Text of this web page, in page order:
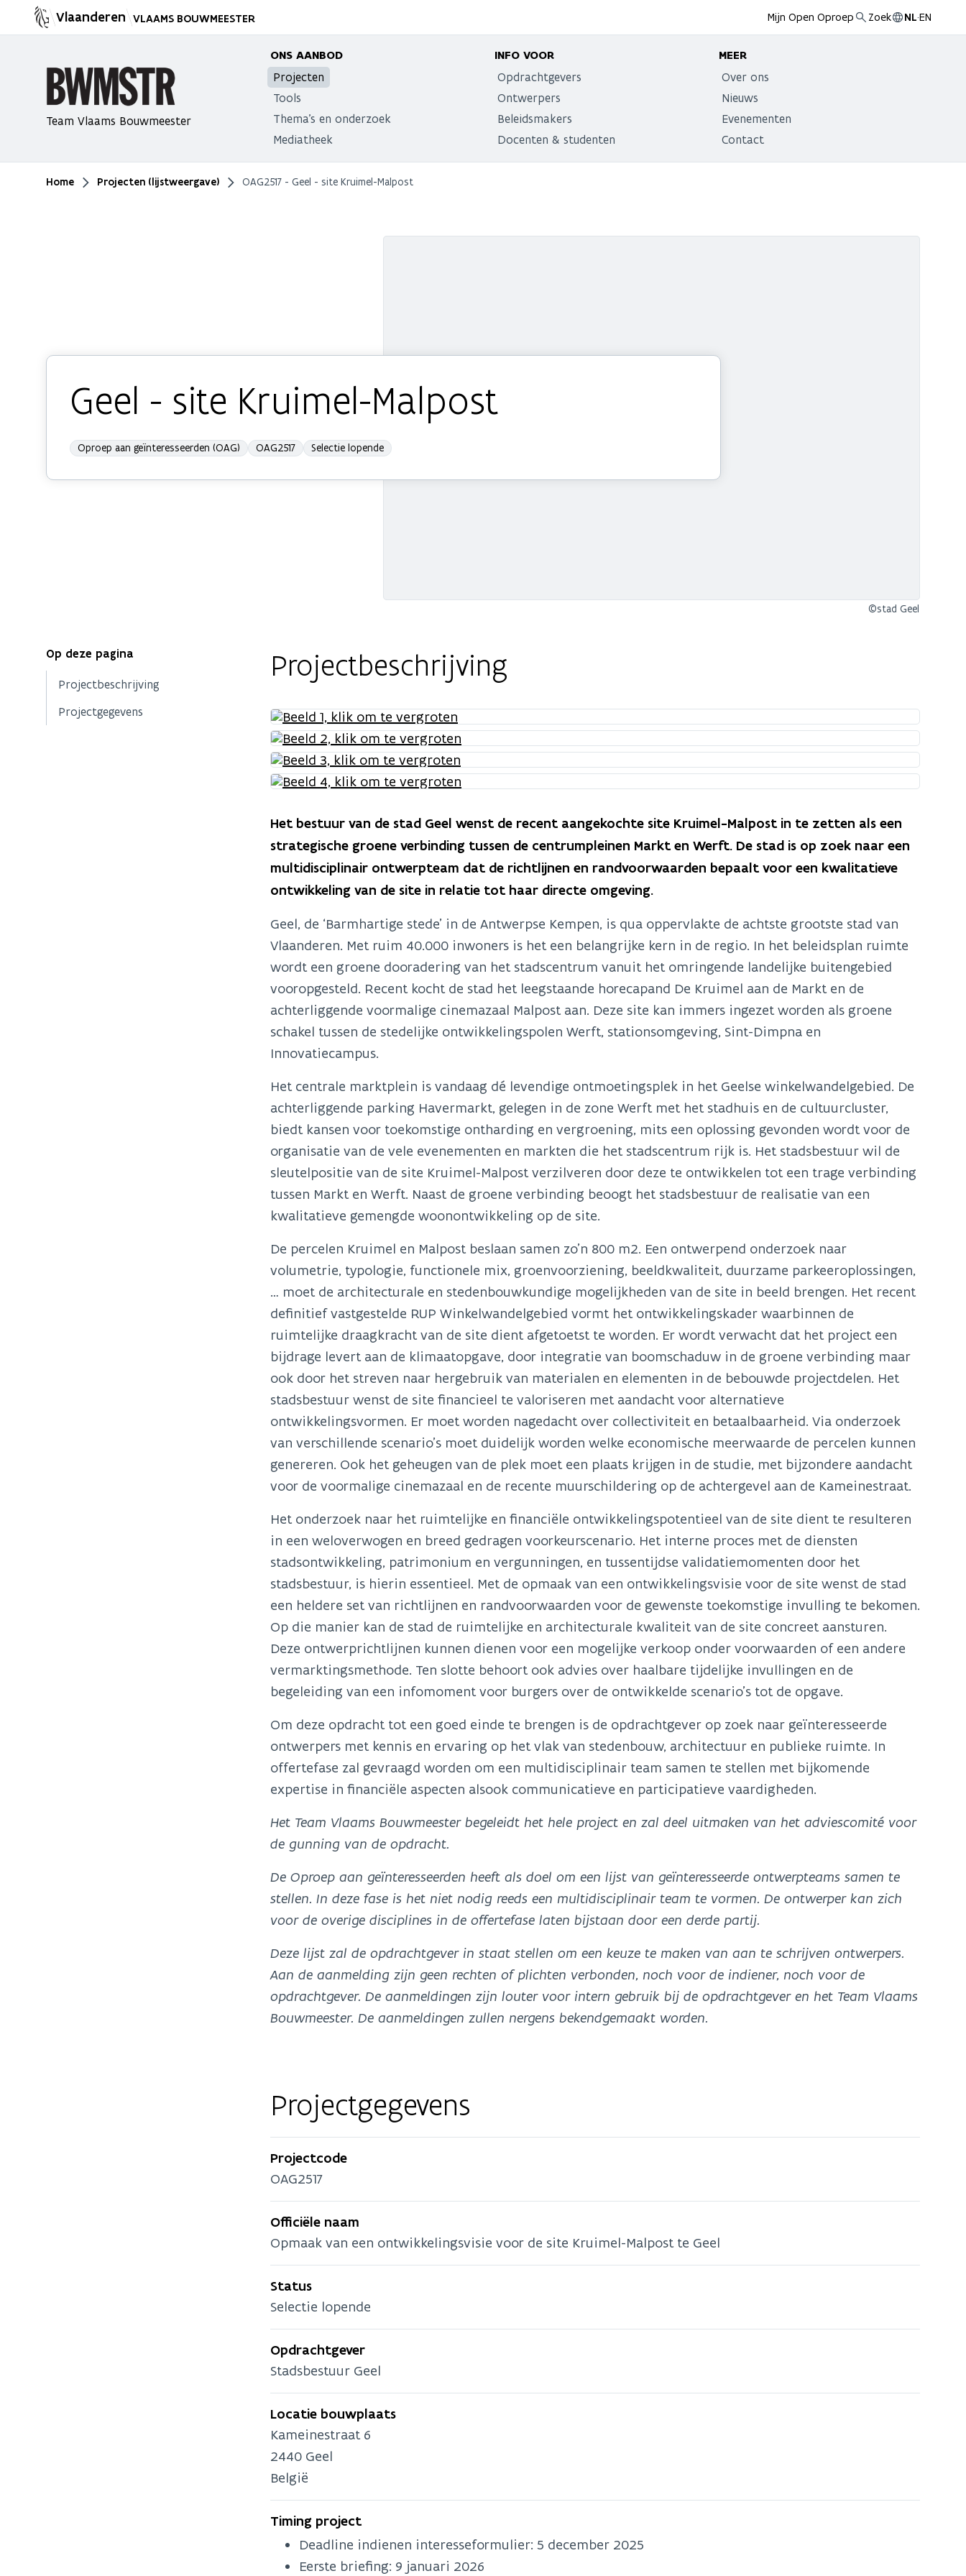
Vlaanderen VLAAMS BOUWMEESTER Mijn Open Oproep Zoek NL·EN
Team Vlaams Bouwmeester
ONS AANBOD
Projecten
Tools
Thema's en onderzoek
Mediatheek
INFO VOOR
Opdrachtgevers
Ontwerpers
Beleidsmakers
Docenten & studenten
MEER
Over ons
Nieuws
Evenementen
Contact
Je bent hier
Home Projecten (lijstweergave) OAG2517 - Geel - site Kruimel-Malpost
Geel - site Kruimel-Malpost
Oproep aan geïnteresseerden (OAG) OAG2517 Selectie lopende
©stad Geel
Op deze pagina
Projectbeschrijving
Projectgegevens
Projectbeschrijving
Het bestuur van de stad Geel wenst de recent aangekochte site Kruimel-Malpost in te zetten als een
strategische groene verbinding tussen de centrumpleinen Markt en Werft. De stad is op zoek naar een
multidisciplinair ontwerpteam dat de richtlijnen en randvoorwaarden bepaalt voor een kwalitatieve
ontwikkeling van de site in relatie tot haar directe omgeving.
Geel, de ‘Barmhartige stede’ in de Antwerpse Kempen, is qua oppervlakte de achtste grootste stad van
Vlaanderen. Met ruim 40.000 inwoners is het een belangrijke kern in de regio. In het beleidsplan ruimte
wordt een groene dooradering van het stadscentrum vanuit het omringende landelijke buitengebied
vooropgesteld. Recent kocht de stad het leegstaande horecapand De Kruimel aan de Markt en de
achterliggende voormalige cinemazaal Malpost aan. Deze site kan immers ingezet worden als groene
schakel tussen de stedelijke ontwikkelingspolen Werft, stationsomgeving, Sint-Dimpna en
Innovatiecampus.
Het centrale marktplein is vandaag dé levendige ontmoetingsplek in het Geelse winkelwandelgebied. De
achterliggende parking Havermarkt, gelegen in de zone Werft met het stadhuis en de cultuurcluster,
biedt kansen voor toekomstige ontharding en vergroening, mits een oplossing gevonden wordt voor de
organisatie van de vele evenementen en markten die het stadscentrum rijk is. Het stadsbestuur wil de
sleutelpositie van de site Kruimel-Malpost verzilveren door deze te ontwikkelen tot een trage verbinding
tussen Markt en Werft. Naast de groene verbinding beoogt het stadsbestuur de realisatie van een
kwalitatieve gemengde woonontwikkeling op de site.
De percelen Kruimel en Malpost beslaan samen zo’n 800 m2. Een ontwerpend onderzoek naar
volumetrie, typologie, functionele mix, groenvoorziening, beeldkwaliteit, duurzame parkeeroplossingen,
… moet de architecturale en stedenbouwkundige mogelijkheden van de site in beeld brengen. Het recent
definitief vastgestelde RUP Winkelwandelgebied vormt het ontwikkelingskader waarbinnen de
ruimtelijke draagkracht van de site dient afgetoetst te worden. Er wordt verwacht dat het project een
bijdrage levert aan de klimaatopgave, door integratie van boomschaduw in de groene verbinding maar
ook door het streven naar hergebruik van materialen en elementen in de bebouwde projectdelen. Het
stadsbestuur wenst de site financieel te valoriseren met aandacht voor alternatieve
ontwikkelingsvormen. Er moet worden nagedacht over collectiviteit en betaalbaarheid. Via onderzoek
van verschillende scenario’s moet duidelijk worden welke economische meerwaarde de percelen kunnen
genereren. Ook het geheugen van de plek moet een plaats krijgen in de studie, met bijzondere aandacht
voor de voormalige cinemazaal en de recente muurschildering op de achtergevel aan de Kameinestraat.
Het onderzoek naar het ruimtelijke en financiële ontwikkelingspotentieel van de site dient te resulteren
in een weloverwogen en breed gedragen voorkeurscenario. Het interne proces met de diensten
stadsontwikkeling, patrimonium en vergunningen, en tussentijdse validatiemomenten door het
stadsbestuur, is hierin essentieel. Met de opmaak van een ontwikkelingsvisie voor de site wenst de stad
een heldere set van richtlijnen en randvoorwaarden voor de gewenste toekomstige invulling te bekomen.
Op die manier kan de stad de ruimtelijke en architecturale kwaliteit van de site concreet aansturen.
Deze ontwerprichtlijnen kunnen dienen voor een mogelijke verkoop onder voorwaarden of een andere
vermarktingsmethode. Ten slotte behoort ook advies over haalbare tijdelijke invullingen en de
begeleiding van een infomoment voor burgers over de ontwikkelde scenario’s tot de opgave.
Om deze opdracht tot een goed einde te brengen is de opdrachtgever op zoek naar geïnteresseerde
ontwerpers met kennis en ervaring op het vlak van stedenbouw, architectuur en publieke ruimte. In
offertefase zal gevraagd worden om een multidisciplinair team samen te stellen met bijkomende
expertise in financiële aspecten alsook communicatieve en participatieve vaardigheden.
Het Team Vlaams Bouwmeester begeleidt het hele project en zal deel uitmaken van het adviescomité voor
de gunning van de opdracht.
De Oproep aan geïnteresseerden heeft als doel om een lijst van geïnteresseerde ontwerpteams samen te
stellen. In deze fase is het niet nodig reeds een multidisciplinair team te vormen. De ontwerper kan zich
voor de overige disciplines in de offertefase laten bijstaan door een derde partij.
Deze lijst zal de opdrachtgever in staat stellen om een keuze te maken van aan te schrijven ontwerpers.
Aan de aanmelding zijn geen rechten of plichten verbonden, noch voor de indiener, noch voor de
opdrachtgever. De aanmeldingen zijn louter voor intern gebruik bij de opdrachtgever en het Team Vlaams
Bouwmeester. De aanmeldingen zullen nergens bekendgemaakt worden.
Projectgegevens
Projectcode
OAG2517
Officiële naam
Opmaak van een ontwikkelingsvisie voor de site Kruimel-Malpost te Geel
Status
Selectie lopende
Opdrachtgever
Stadsbestuur Geel
Locatie bouwplaats
Kameinestraat 6
2440 Geel
België
Timing project
Deadline indienen interesseformulier: 5 december 2025
Eerste briefing: 9 januari 2026